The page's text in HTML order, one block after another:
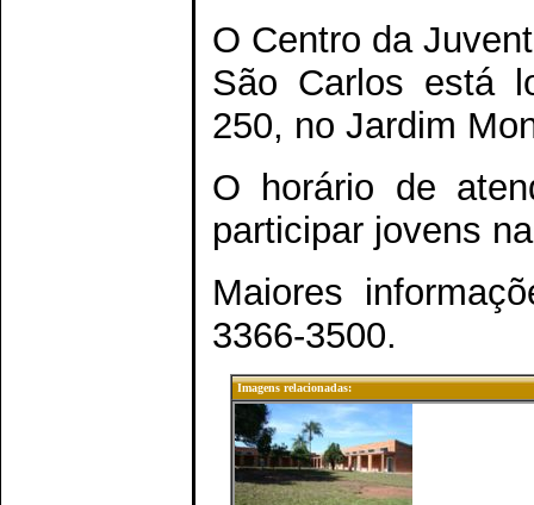
O Centro da
São Carlos está
250, no Jardim
O horário de
participar jovens
Maiores
3366-3500.
Imagens relacionadas: